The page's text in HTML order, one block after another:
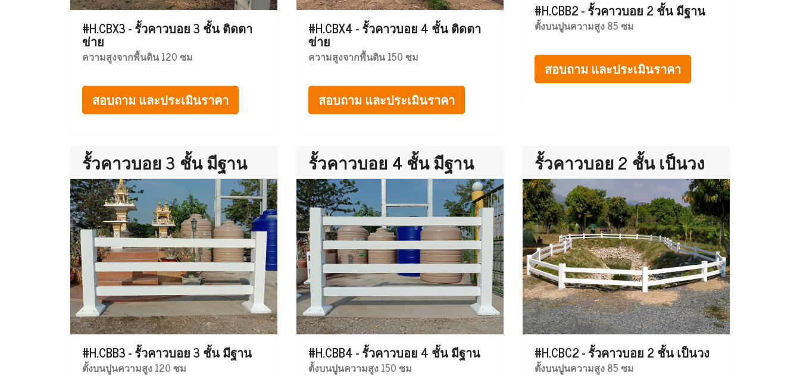
#H.CBX3 - รั้วคาวบอย 3 ชั้น ติดตา
ข่าย
ความสูงจากพื้นดิน 120 ซม
สอบถาม และประเมินราคา
#H.CBX4 - รั้วคาวบอย 4 ชั้น ติดตา
ข่าย
ความสูงจากพื้นดิน 150 ซม
สอบถาม และประเมินราคา
#H.CBB2 - รั้วคาวบอย 2 ชั้น มีฐาน
ตั้งบนปูนความสูง 85 ซม
สอบถาม และประเมินราคา
รั้วคาวบอย 3 ชั้น มีฐาน
#H.CBB3 - รั้วคาวบอย 3 ชั้น มีฐาน
ตั้งบนปูนความสูง 120 ซม
รั้วคาวบอย 4 ชั้น มีฐาน
#H.CBB4 - รั้วคาวบอย 4 ชั้น มีฐาน
ตั้งบนปูนความสูง 150 ซม
รั้วคาวบอย 2 ชั้น เป็นวง
#H.CBC2 - รั้วคาวบอย 2 ชั้น เป็นวง
ตั้งบนปูนความสูง 85 ซม